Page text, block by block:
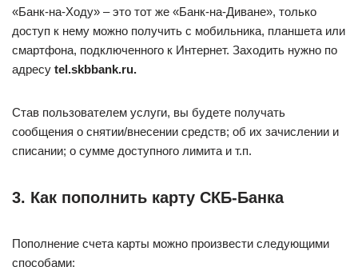
«Банк-на-Ходу» – это тот же «Банк-на-Диване», только
доступ к нему можно получить с мобильника, планшета или
смартфона, подключенного к Интернет. Заходить нужно по
адресу tel.skbbank.ru.
Став пользователем услуги, вы будете получать
сообщения о снятии/внесении средств; об их зачислении и
списании; о сумме доступного лимита и т.п.
3. Как пополнить карту СКБ-Банка
Пополнение счета карты можно произвести следующими
способами: